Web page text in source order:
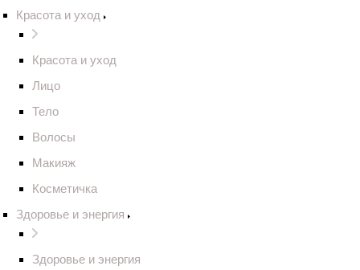
Красота и уход
Красота и уход
Лицо
Тело
Волосы
Макияж
Косметичка
Здоровье и энергия
Здоровье и энергия